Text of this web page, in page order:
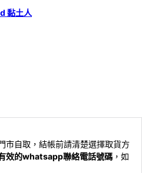
黏土人
市自取，結帳前請清楚選擇取貨方
效的whatsapp聯絡電話號碼 ，如